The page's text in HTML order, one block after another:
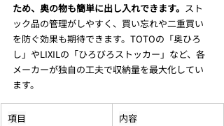
ため、奥の物も簡単に出し入れできます。 スト
ック品の管理がしやすく、買い忘れや二重買い
を防ぐ効果も期待できます。TOTOの「奥ひろ
し」やLIXILの「ひろびろストッカー」など、各
メーカーが独自の工夫で収納量を最大化してい
ます。
項目 内容